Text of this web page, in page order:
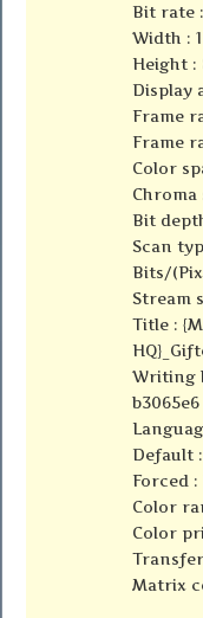
Bit rate
Width :
Height :
Display
Frame
Frame
Color
Chroma
Bit
Scan
Bits/
Stream
Title :
Writing
b3065e6
Default :
Forced :
Color
Color
Matrix